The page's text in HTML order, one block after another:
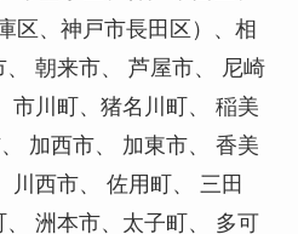
区、神戸市長田区）、相
朝来市、 芦屋市、 尼崎
市川町、猪名川町、 稲美
加西市、 加東市、 香美
川西市、 佐用町、 三田
洲本市、太子町、 多可